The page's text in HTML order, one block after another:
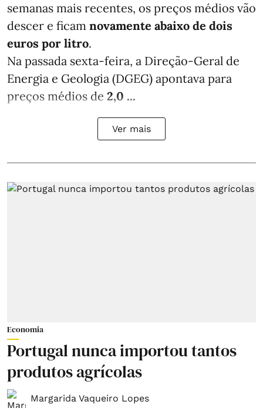
semanas mais recentes, os preços médios vão
descer e ficam novamente abaixo de dois
euros por litro.
Na passada sexta-feira, a Direção-Geral de
Energia e Geologia (DGEG) apontava para
preços médios de 2,0 ...
Ver mais
Economia
Portugal nunca importou tantos
produtos agrícolas
Margarida Vaqueiro Lopes